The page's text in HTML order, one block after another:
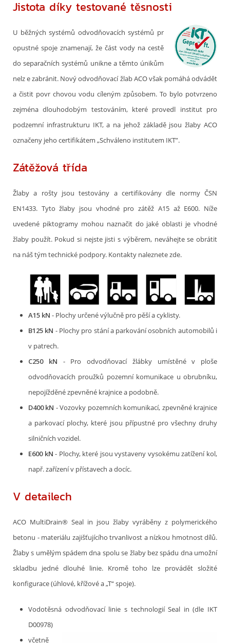
Jistota díky testované těsnosti
U běžných systémů odvodňovacích systémů pr
opustné spoje znamenají, že část vody na cestě
do separačních systémů unikne a těmto únikům
nelz e zabránit. Nový odvodňovací žlab ACO však pomáhá odvádět
a čistit povr chovou vodu cíleným způsobem. To bylo potvrzeno
zejména dlouhodobým testováním, které provedl institut pro
podzemní infrastrukturu IKT, a na jehož základě jsou žlaby ACO
označeny jeho certifikátem „Schváleno institutem IKT”.
Zátěžová třída
Žlaby a rošty jsou testovány a certifikovány dle normy ČSN
EN1433. Tyto žlaby jsou vhodné pro zátěž A15 až E600. Níže
uvedené piktogramy mohou naznačit do jaké oblasti je vhodné
žlaby použít. Pokud si nejste jisti s výběrem, neváhejte se obrátit
na náš tým technické podpory. Kontakty naleznete zde.
A15 kN - Plochy určené výlučně pro pěší a cyklisty.
B125 kN - Plochy pro stání a parkování osobních automobilů i
v patrech.
C250 kN - Pro odvodňovací žlábky umístěné v ploše
odvodňovacích proužků pozemní komunikace u obrubníku,
nepojížděné zpevněné krajnice a podobně.
D400 kN - Vozovky pozemních komunikací, zpevněné krajnice
a parkovací plochy, které jsou přípustné pro všechny druhy
silničních vozidel.
E600 kN - Plochy, které jsou vystaveny vysokému zatížení kol,
např. zařízení v přístavech a docíc.
V detailech
ACO MultiDrain® Seal in jsou žlaby vyráběny z polymerického
betonu - materiálu zajišťujícího trvanlivost a nízkou hmotnost dílů.
Žlaby s umělým spádem dna spolu se žlaby bez spádu dna umožní
skladbu jedné dlouhé linie. Kromě toho lze provádět složité
konfigurace (úhlové, křížové a „T“ spoje).
Vodotěsná odvodňovací linie s technologií Seal in (dle IKT
D00978)
včetně